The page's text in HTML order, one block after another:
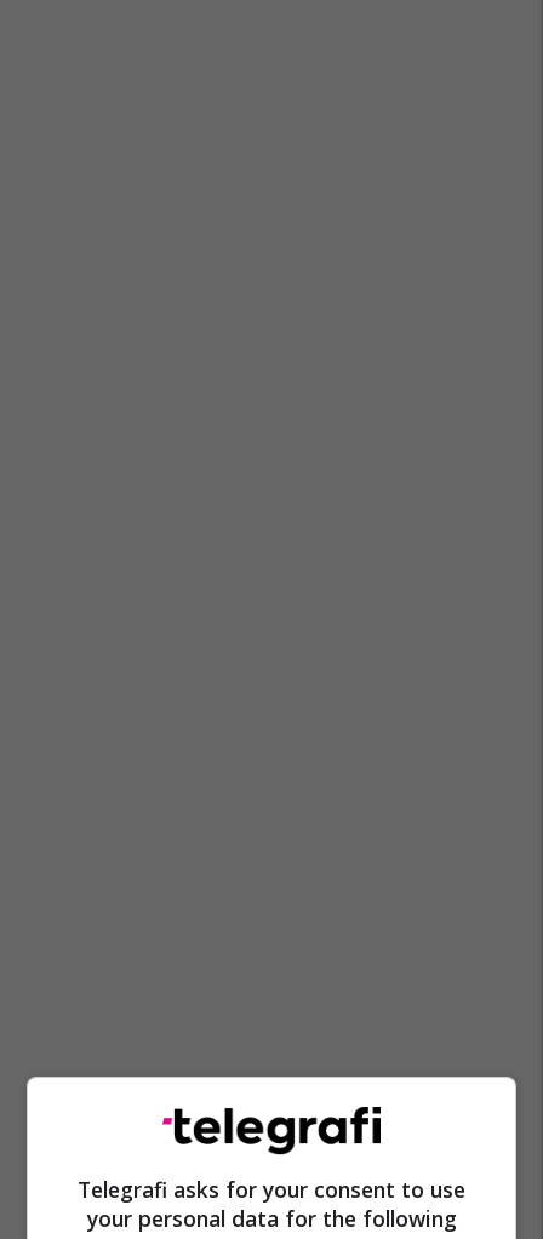
Delfinët Japonia Delfini
Telegrafi asks for your consent to use
your personal data for the following